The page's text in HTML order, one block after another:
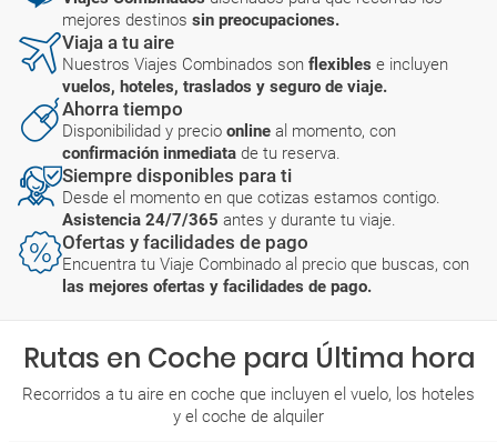
mejores destinos sin preocupaciones.
Viaja a tu aire
Nuestros Viajes Combinados son flexibles e incluyen
vuelos, hoteles, traslados y seguro de viaje.
Ahorra tiempo
Disponibilidad y precio online al momento, con
confirmación inmediata de tu reserva.
Siempre disponibles para ti
Desde el momento en que cotizas estamos contigo.
Asistencia 24/7/365 antes y durante tu viaje.
Ofertas y facilidades de pago
Encuentra tu Viaje Combinado al precio que buscas, con
las mejores ofertas y facilidades de pago.
Rutas en Coche para Última hora
Recorridos a tu aire en coche que incluyen el vuelo, los hoteles
y el coche de alquiler